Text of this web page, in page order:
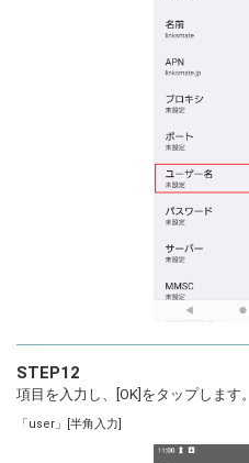
STEP12
項目を入力し、[OK]をタップします。
「user」[半角入力]